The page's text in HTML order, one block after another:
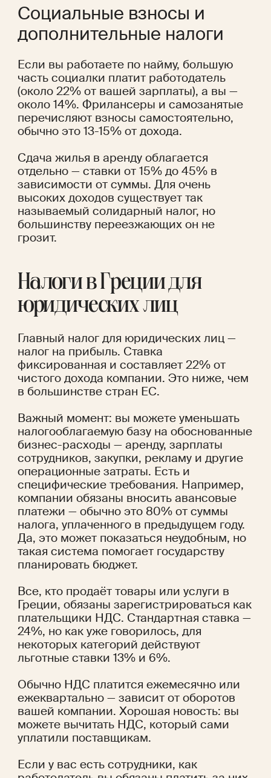
Социальные взносы и
дополнительные налоги
Если вы работаете по найму, большую
часть социалки платит работодатель
(около 22% от вашей зарплаты), а вы —
около 14%. Фрилансеры и самозанятые
перечисляют взносы самостоятельно,
обычно это 13-15% от дохода.
Сдача жилья в аренду облагается
отдельно — ставки от 15% до 45% в
зависимости от суммы. Для очень
высоких доходов существует так
называемый солидарный налог, но
большинству переезжающих он не
грозит.
Налоги в Греции для
юридических лиц
Главный налог для юридических лиц —
налог на прибыль. Ставка
фиксированная и составляет 22% от
чистого дохода компании. Это ниже, чем
в большинстве стран ЕС.
Важный момент: вы можете уменьшать
налогооблагаемую базу на обоснованные
бизнес-расходы — аренду, зарплаты
сотрудников, закупки, рекламу и другие
операционные затраты. Есть и
специфические требования. Например,
компании обязаны вносить авансовые
платежи — обычно это 80% от суммы
налога, уплаченного в предыдущем году.
Да, это может показаться неудобным, но
такая система помогает государству
планировать бюджет.
Все, кто продаёт товары или услуги в
Греции, обязаны зарегистрироваться как
плательщики НДС. Стандартная ставка —
24%, но как уже говорилось, для
некоторых категорий действуют
льготные ставки 13% и 6%.
Обычно НДС платится ежемесячно или
ежеквартально — зависит от оборотов
вашей компании. Хорошая новость: вы
можете вычитать НДС, который сами
уплатили поставщикам.
Если у вас есть сотрудники, как